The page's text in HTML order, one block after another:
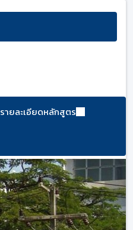
รายละเอียดหลักสูตร